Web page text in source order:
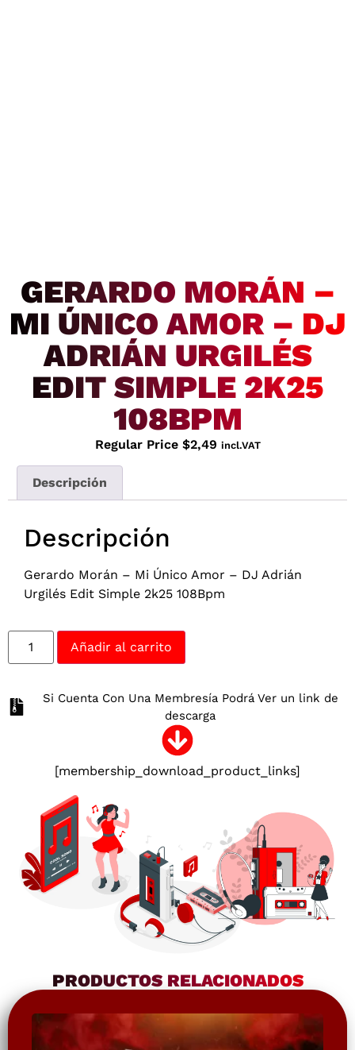
GERARDO MORÁN –
MI ÚNICO AMOR – DJ
ADRIÁN URGILÉS
EDIT SIMPLE 2K25
108BPM
Regular Price $2,49 incl.VAT
Descripción
Descripción
Gerardo Morán – Mi Único Amor – DJ Adrián
Urgilés Edit Simple 2k25 108Bpm
Añadir al carrito
Si Cuenta Con Una Membresía Podrá Ver un link de
descarga
[membership_download_product_links]
PRODUCTOS RELACIONADOS